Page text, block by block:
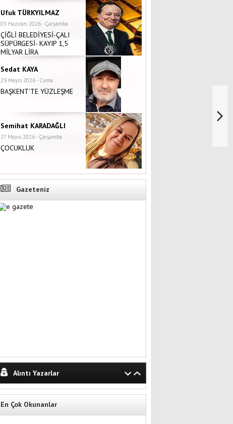
Ufuk TÜRKYILMAZ
03 Haziran 2026 - Çarşamba
ÇİĞLİ BELEDİYESİ-ÇALI
SÜPÜRGESİ- KAYIP 1,5
MİLYAR LİRA
Sedat KAYA
29 Mayıs 2026 - Cuma
BAŞKENT'TE YÜZLEŞME
Semihat KARADAĞLI
27 Mayıs 2026 - Çarşamba
ÇOCUKLUK
Gazeteniz
Alıntı Yazarlar
En Çok Okunanlar